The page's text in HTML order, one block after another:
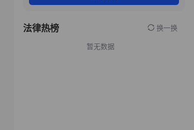
法律热榜 换一换
暂无数据